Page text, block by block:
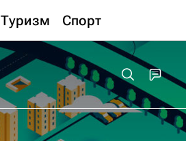
Туризм Спорт